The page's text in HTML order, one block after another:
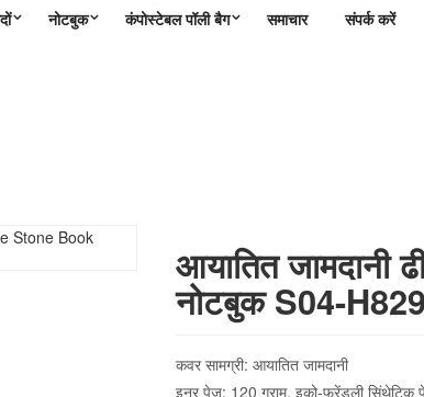
नोटबुक कंपोस्टेबल पॉली बैग समाचार संपर्क करें
आयातित जामदानी
नोटबुक S04-
कवर सामग्री: आयातित जामदानी
इनर पेज: 120 ग्राम, इको-फ्रेंडली सिंथेटिक